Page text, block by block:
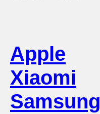
Apple
Xiaomi
Samsung